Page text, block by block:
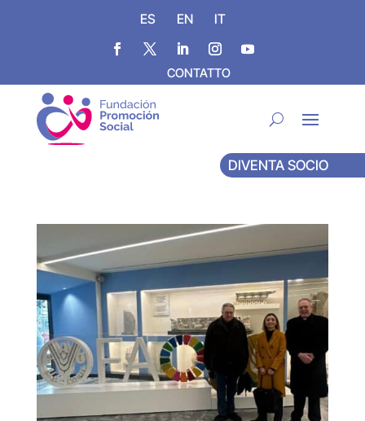
ES EN IT
CONTATTO
DIVENTA SOCIO